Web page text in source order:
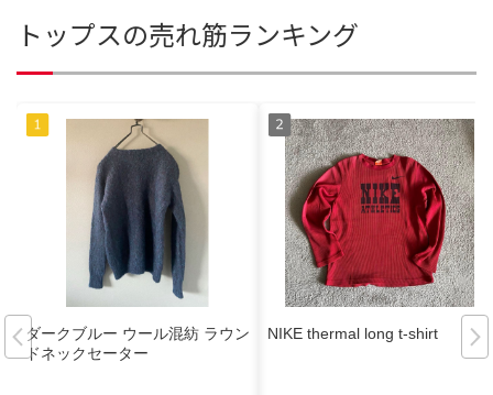
トップスの売れ筋ランキング
ダークブルー ウール混紡 ラウン
ドネックセーター
NIKE thermal long t-shirt